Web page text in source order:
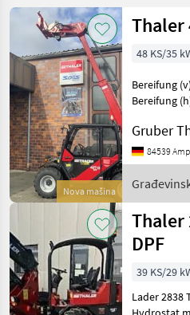
Kategorija 4 Država
TRENUTNA
STAZA
Izgradnja
Gradevinski
Strojevi
Teleskopski
Utovarivaci
ODABERITE
KATEGORIJU
Thaler
Poništi
Prikaži 5
rezultata
Nova mašina
Thaler
48 KS/35
Bereifung
Bereifung
hinten, Ar
Gruber
84539
Thaler
Thaler
DPF
39 KS/29
Lader 2838